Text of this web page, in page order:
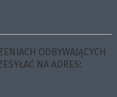
ODBYWAJĄCYCH
NA ADRES: